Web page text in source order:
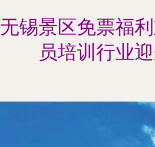
无锡景区免票福
员培训行业